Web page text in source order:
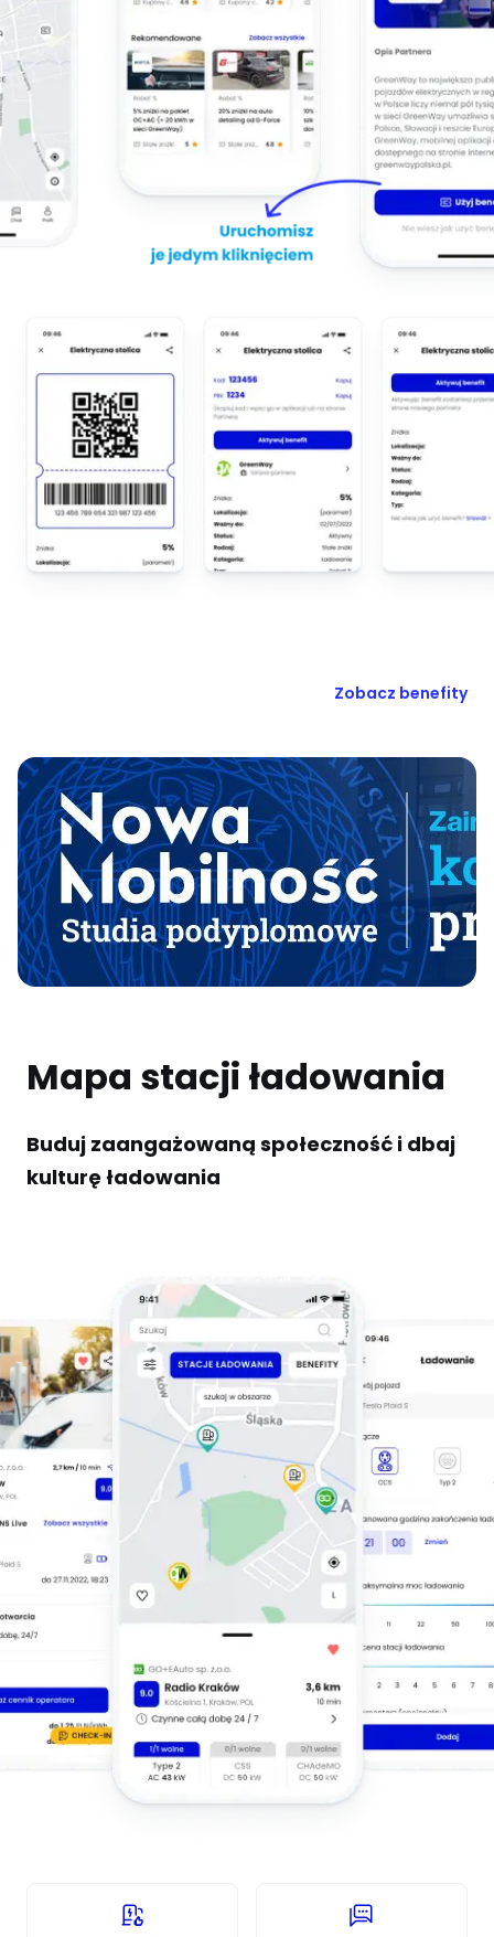
Zobacz benefity
Mapa stacji ładowania
Buduj zaangażowaną społeczność i dbaj
kulturę ładowania